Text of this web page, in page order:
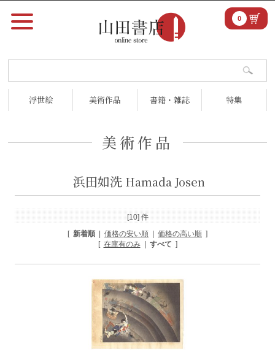
浮世絵 美術作品 書籍・雑誌 特集
0
美術作品
浜田如洗 Hamada Josen
[10] 件
[ 新着順 価格の安い順 価格の高い順 ]
[ 在庫有のみ| すべて ]